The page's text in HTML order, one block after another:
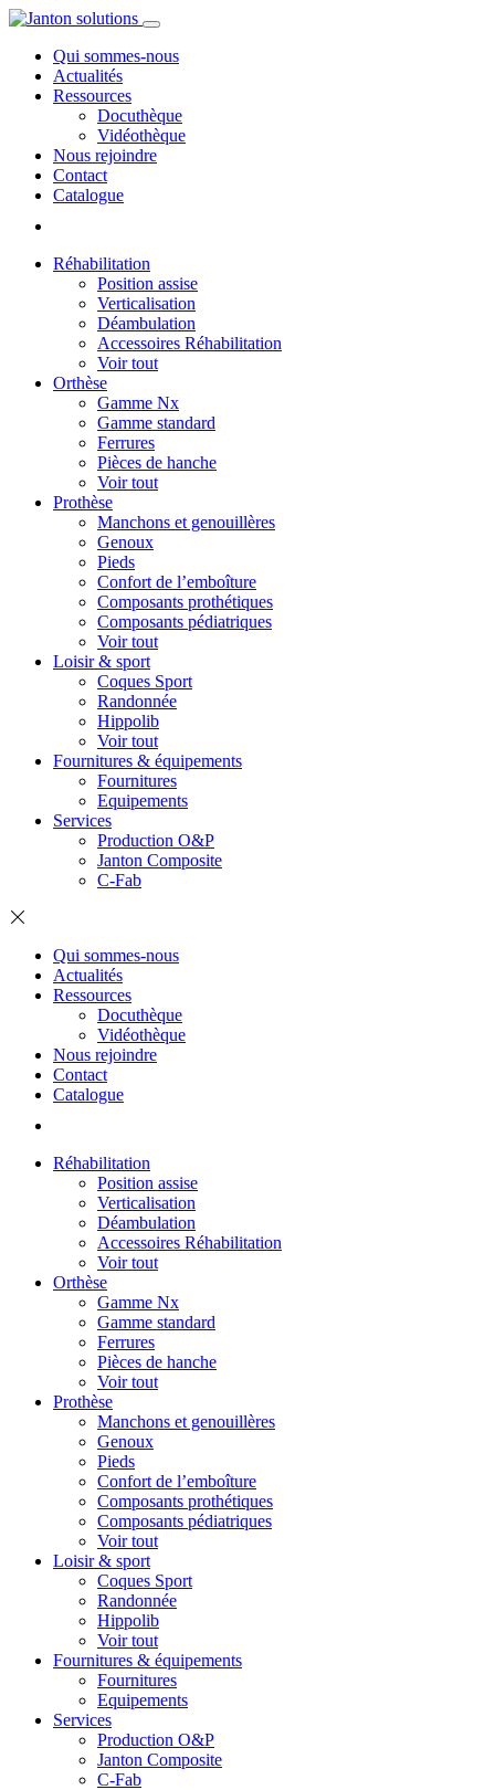
Qui sommes-nous
Actualités
Ressources
Docuthèque
Vidéothèque
Nous rejoindre
Contact
Catalogue
Réhabilitation
Position assise
Verticalisation
Déambulation
Accessoires Réhabilitation
Voir tout
Orthèse
Gamme Nx
Gamme standard
Ferrures
Pièces de hanche
Voir tout
Prothèse
Manchons et genouillères
Genoux
Pieds
Confort de l’emboîture
Composants prothétiques
Composants pédiatriques
Voir tout
Loisir & sport
Coques Sport
Randonnée
Hippolib
Voir tout
Fournitures & équipements
Fournitures
Equipements
Services
Production O&P
Janton Composite
C-Fab
Qui sommes-nous
Actualités
Ressources
Docuthèque
Vidéothèque
Nous rejoindre
Contact
Catalogue
Réhabilitation
Position assise
Verticalisation
Déambulation
Accessoires Réhabilitation
Voir tout
Orthèse
Gamme Nx
Gamme standard
Ferrures
Pièces de hanche
Voir tout
Prothèse
Manchons et genouillères
Genoux
Pieds
Confort de l’emboîture
Composants prothétiques
Composants pédiatriques
Voir tout
Loisir & sport
Coques Sport
Randonnée
Hippolib
Voir tout
Fournitures & équipements
Fournitures
Equipements
Services
Production O&P
Janton Composite
C-Fab